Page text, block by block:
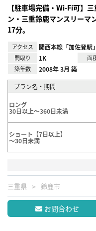
【駐車場完備・Wi-Fi可】
ン・三重鈴鹿マンスリー
17分。
アクセス 関西本線「加佐登駅」
間取り 1K 面
築年数 2008年 3月 築
プラン名・期間
ロング
30日以上～360日未満
ショート【7日以上】
～30日未満
三重県 鈴鹿市
お問合わせ